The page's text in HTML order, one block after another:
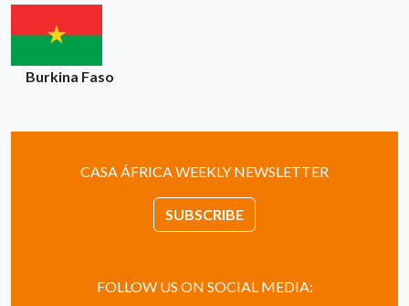
Burkina Faso
CASA ÁFRICA WEEKLY NEWSLETTER
SUBSCRIBE
FOLLOW US ON SOCIAL MEDIA: